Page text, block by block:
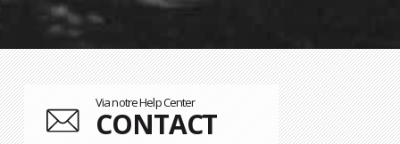
Via notre Help Center
CONTACT